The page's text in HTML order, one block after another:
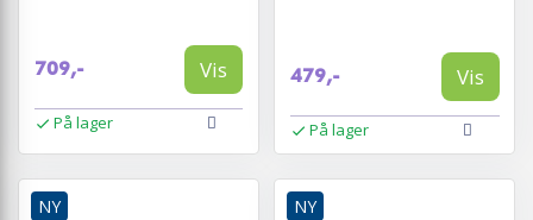
709,- Vis
På lager
479,- Vis
På lager
NY NY